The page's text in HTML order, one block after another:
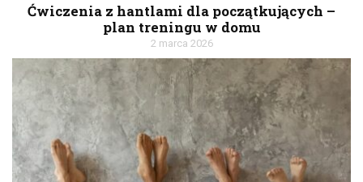
Ćwiczenia z hantlami dla początkujących –
plan treningu w domu
2 marca 2026